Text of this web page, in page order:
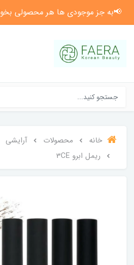
📢به جز موجودی ها هر محصولی
خانه محصولات آرایشی
ریمل ابرو 3CE